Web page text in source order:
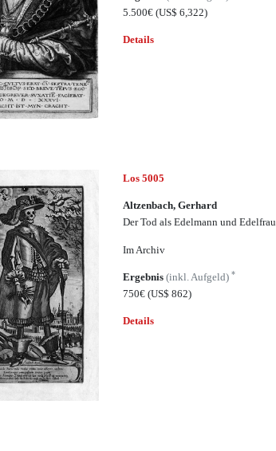
5.500€(US$ 6,322)
Details
Los 5005
Altzenbach, Gerhard
Der Tod als Edelmann und Edelfrau
Im Archiv
Ergebnis(inkl. Aufgeld)*
750€(US$ 862)
Details